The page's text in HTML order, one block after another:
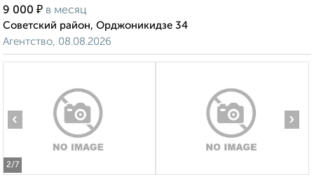
9 000 ₽ в месяц
Советский район, Орджоникидзе 34
Агентство, 08.08.2026
2/7
‹ ›